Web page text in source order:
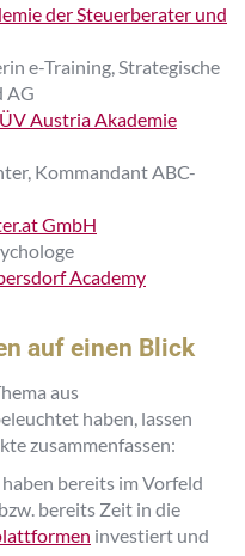
der Steuerberater und
e-Training, Strategische
AG
Austria Akademie
Kommandant ABC-
GmbH
Academy
auf einen Blick
aus
haben, lassen
zusammenfassen:
bereits im Vorfeld
bereits Zeit in die
investiert und